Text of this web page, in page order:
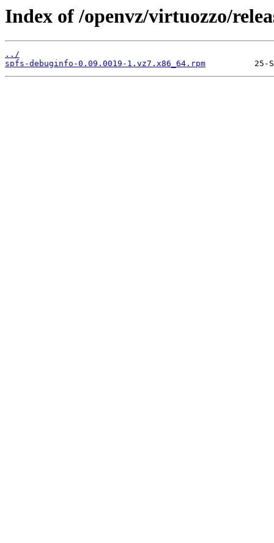
Index of /openvz/virtuozzo/
../
spfs-debuginfo-0.09.0019-1.vz7.x86_64.rpm